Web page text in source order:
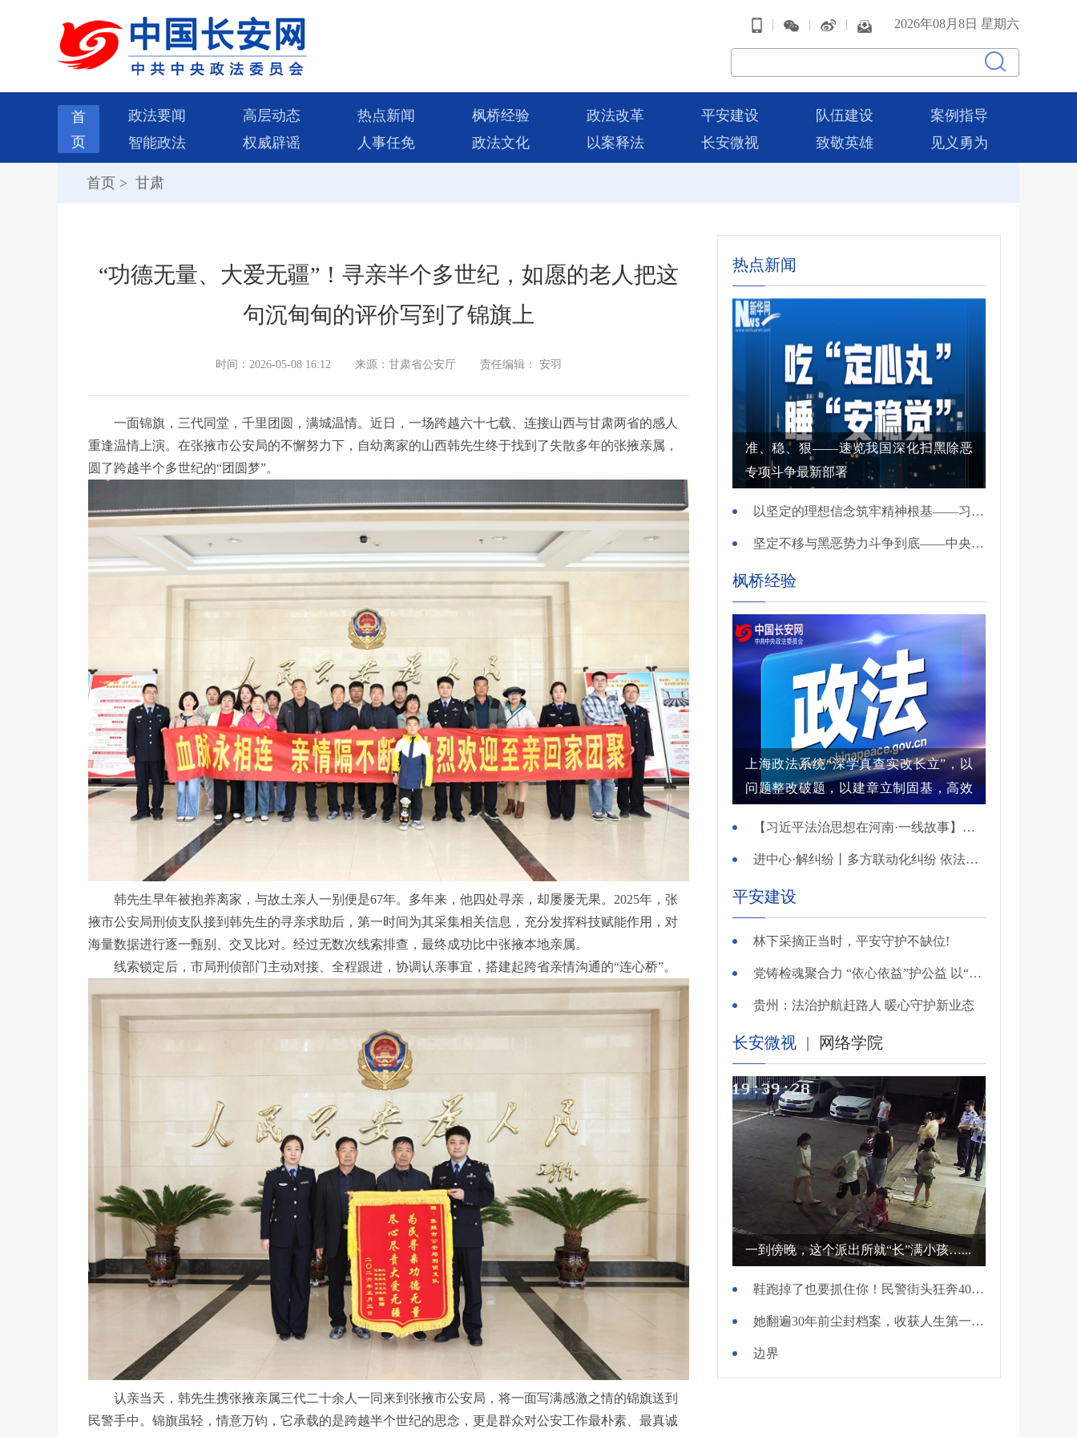
| | | 2026年08月8日 星期六
首
页
政法要闻 高层动态 热点新闻 枫桥经验 政法改革 平安建设 队伍建设
案例指导
智能政法
权威辟谣 人事任免 政法文化 以案释法 长安微视 致敬英雄 见义勇为
首页 > 甘肃
“功德无量、大爱无疆”！寻亲半个多世纪，如愿的老人把这
句沉甸甸的评价写到了锦旗上
时间：2026-05-08 16:12 来源：甘肃省公安厅 责任编辑： 安羽
一面锦旗，三代同堂，千里团圆，满城温情。近日，一场跨越六十七载、连接山西与甘肃两省的感人
重逢温情上演。在张掖市公安局的不懈努力下，自幼离家的山西韩先生终于找到了失散多年的张掖亲属，
圆了跨越半个多世纪的“团圆梦”。
韩先生早年被抱养离家，与故土亲人一别便是67年。多年来，他四处寻亲，却屡屡无果。2025年，张
掖市公安局刑侦支队接到韩先生的寻亲求助后，第一时间为其采集相关信息，充分发挥科技赋能作用，对
海量数据进行逐一甄别、交叉比对。经过无数次线索排查，最终成功比中张掖本地亲属。
线索锁定后，市局刑侦部门主动对接、全程跟进，协调认亲事宜，搭建起跨省亲情沟通的“连心桥”。
认亲当天，韩先生携张掖亲属三代二十余人一同来到张掖市公安局，将一面写满感激之情的锦旗送到
民警手中。锦旗虽轻，情意万钧，它承载的是跨越半个世纪的思念，更是群众对公安工作最朴素、最真诚
热点新闻
准、稳、狠——速览我国深化扫黑除恶
专项斗争最新部署
以坚定的理想信念筑牢精神根基——习近平党建思想理论品格系列述评之一
坚定不移与黑恶势力斗争到底——中央政法委负责同志就开展深化扫黑除恶专项斗争有关问题答记者问
枫桥经验
上海政法系统“深学真查实改长立”，以
问题整改破题，以建章立制固基，高效
【习近平法治思想在河南·一线故事】河南省新乡市红旗区：高能效治理的“洪门密码”
进中心·解纠纷丨多方联动化纠纷 依法调解护农耕
平安建设
林下采摘正当时，平安守护不缺位!
党铸检魂聚合力 “依心依益”护公益 以“四融”路径引领多元共治
贵州：法治护航赶路人 暖心守护新业态
长安微视 | 网络学院
一到傍晚，这个派出所就“长”满小孩…...
鞋跑掉了也要抓住你！民警街头狂奔400米擒贼
她翻遍30年前尘封档案，收获人生第一面锦旗
边界